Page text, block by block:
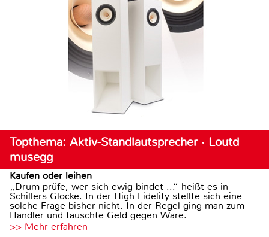
Topthema: Aktiv-Standlautsprecher · Loutd
musegg
Kaufen oder leihen
„Drum prüfe, wer sich ewig bindet ...“ heißt es in
Schillers Glocke. In der High Fidelity stellte sich eine
solche Frage bisher nicht. In der Regel ging man zum
Händler und tauschte Geld gegen Ware.
>> Mehr erfahren